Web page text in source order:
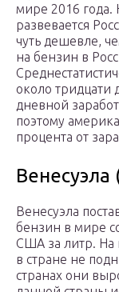
мире 2016 года.
развевается
чуть дешевле,
на бензин в
около тридцати
дневной
поэтому
процента от
Венесуэла
бензин в мире
США за литр. На
в стране не
странах они